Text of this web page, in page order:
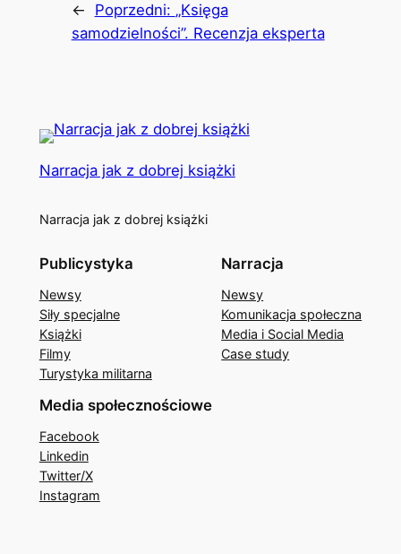
← Poprzedni: „Księga
samodzielności”. Recenzja eksperta
Narracja jak z dobrej książki
Narracja jak z dobrej książki
Publicystyka
Newsy
Siły specjalne
Książki
Filmy
Turystyka militarna
Narracja
Newsy
Komunikacja społeczna
Media i Social Media
Case study
Media społecznościowe
Facebook
Linkedin
Twitter/X
Instagram